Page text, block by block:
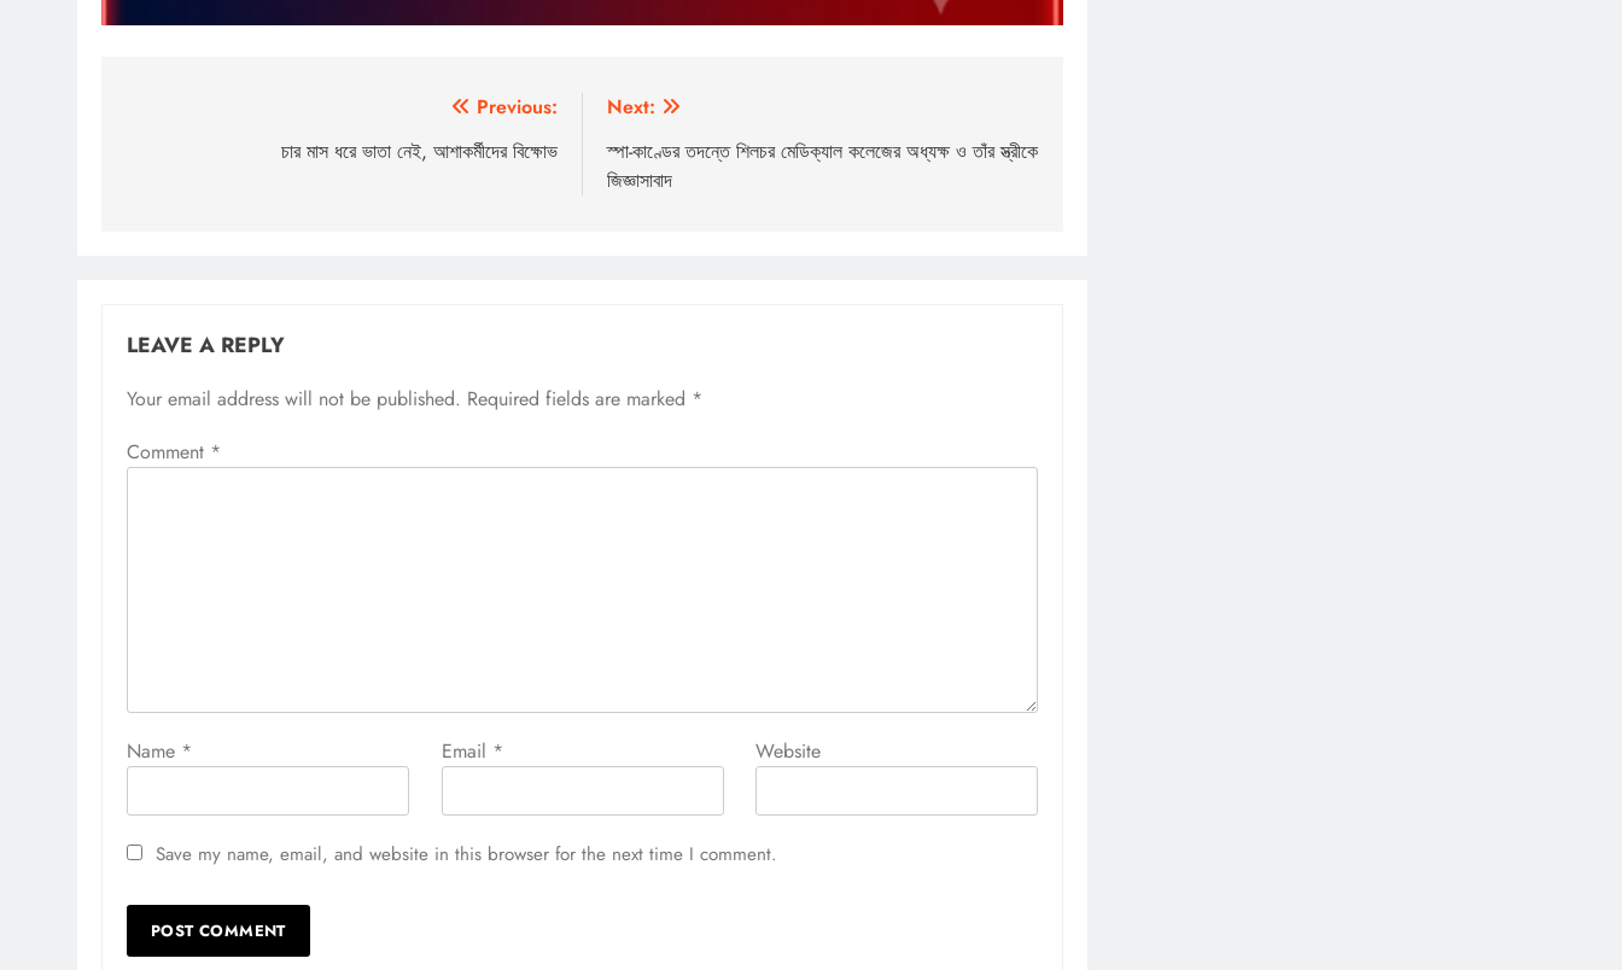
Previous:
চার মাস ধরে ভাতা নেই, আশাকর্মীদের বিক্ষোভ
Next:
স্পা-কাণ্ডের তদন্তে শিলচর মেডিক্যাল কলেজের অধ্যক্ষ ও তাঁর স্ত্রীকে
জিজ্ঞাসাবাদ
LEAVE A REPLY
Your email address will not be published. Required fields are marked *
Comment *
Name * Email * Website
Save my name, email, and website in this browser for the next time I comment.